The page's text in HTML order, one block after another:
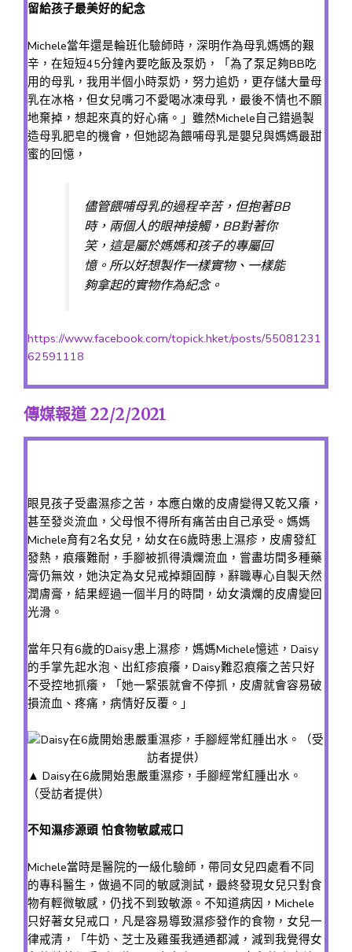
留給孩子最美好的紀念
Michele當年還是輪班化驗師時，深明作為母乳媽媽的艱
辛，在短短45分鐘內要吃飯及泵奶，「為了泵足夠BB吃
用的母乳，我用半個小時泵奶，努力追奶，更存儲大量母
乳在冰格，但女兒嘴刁不愛喝冰凍母乳，最後不情也不願
地棄掉，想起來真的好心痛。」雖然Michele自己錯過製
造母乳肥皂的機會，但她認為餵哺母乳是嬰兒與媽媽最甜
蜜的回憶，
儘管餵哺母乳的過程辛苦，但抱著BB
時，兩個人的眼神接觸，BB對著你
笑，這是屬於媽媽和孩子的專屬回
憶。所以好想製作一樣實物、一樣能
夠拿起的實物作為紀念。
https://www.facebook.com/topick.hket/posts/55081231
62591118
傳媒報道 22/2/2021
眼見孩子受盡濕疹之苦，本應白嫩的皮膚變得又乾又癢，
甚至發炎流血，父母恨不得所有痛苦由自己承受。媽媽
Michele育有2名女兒，幼女在6歲時患上濕疹，皮膚發紅
發熱，痕癢難耐，手腳被抓得潰爛流血，嘗盡坊間多種藥
膏仍無效，她決定為女兒戒掉類固醇，辭職專心自製天然
潤膚膏，結果經過一個半月的時間，幼女潰爛的皮膚變回
光滑。
當年只有6歲的Daisy患上濕疹，媽媽Michele憶述，Daisy
的手掌先起水泡、出紅疹痕癢，Daisy難忍痕癢之苦只好
不受控地抓癢，「她一緊張就會不停抓，皮膚就會容易破
損流血、疼痛，病情好反覆。」
▲ Daisy在6歲開始患嚴重濕疹，手腳經常紅腫出水。
（受訪者提供）
不知濕疹源頭 怕食物敏感戒口
Michele當時是醫院的一級化驗師，帶同女兒四處看不同
的專科醫生，做過不同的敏感測試，最終發現女兒只對食
物有輕微敏感，仍找不到致敏源。不知道病因，Michele
只好著女兒戒口，凡是容易導致濕疹發作的食物，女兒一
律戒清，「牛奶、芝士及雞蛋我通通都減，減到我覺得女